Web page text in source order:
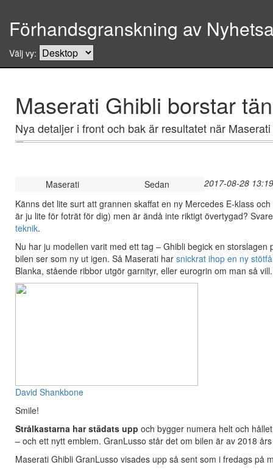
Förhandsgranskning av
Välj vy:
Maserati Ghibli borstar
Nya detaljer i front och bak är resultatet när
2017-08-28
Maserati
Sedan
Känns det lite surt att grannen skaffat en ny Mercedes E-klass
är ju lite för foträt för dig) men är ändå inte riktigt övertygad?
teknik.
Nu har ju modellen varit med ett tag – Ghibli begick en
bilen ser som ny ut igen. Så Maserati har snickrat ihop en ny
Blanka, stående ribbor utgör garnityr, eller eurogrin om man så vill.
David Shankbone
Smile!
Strålkastarna har städats upp och bygger numera helt och
– och ett nytt emblem. GranLusso står det om bilen är av 2018
Maserati Ghibli GranLusso visades upp så sent som i fredags på